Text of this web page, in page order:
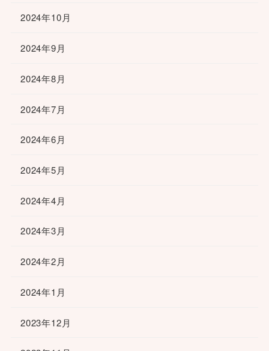
2024年10月
2024年9月
2024年8月
2024年7月
2024年6月
2024年5月
2024年4月
2024年3月
2024年2月
2024年1月
2023年12月